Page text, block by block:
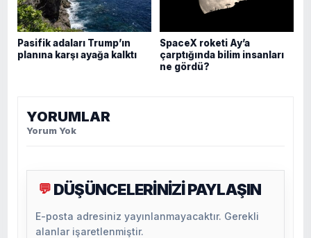
Pasifik adaları Trump’ın
planına karşı ayağa kalktı
SpaceX roketi Ay’a
çarptığında bilim insanları
ne gördü?
YORUMLAR
Yorum Yok
💬 DÜŞÜNCELERİNİZİ PAYLAŞIN
E-posta adresiniz yayınlanmayacaktır. Gerekli
alanlar işaretlenmiştir.